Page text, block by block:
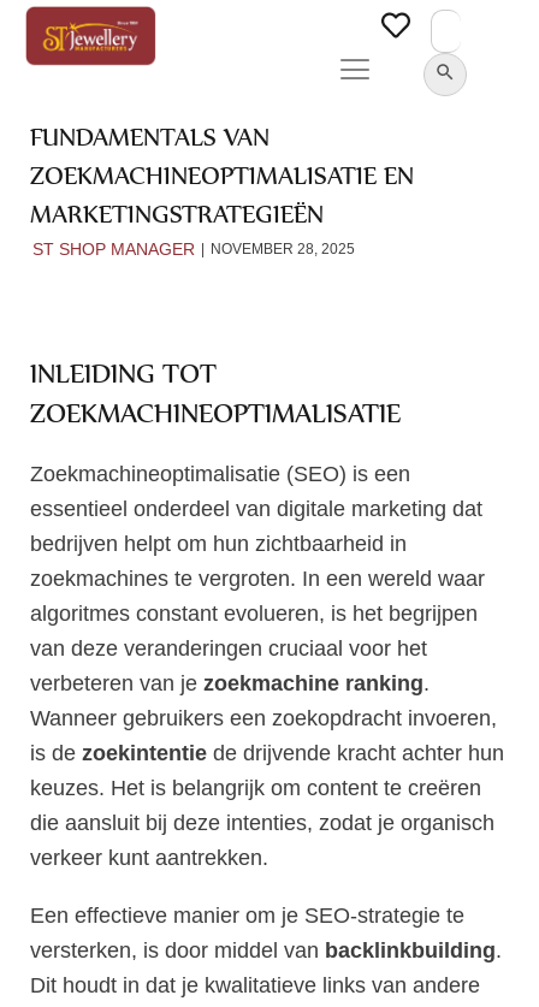
Search
SEARCH BUTTON
FUNDAMENTALS VAN
ZOEKMACHINEOPTIMALISATIE EN
MARKETINGSTRATEGIEËN
ST SHOP MANAGER NOVEMBER 28, 2025
INLEIDING TOT
ZOEKMACHINEOPTIMALISATIE
Zoekmachineoptimalisatie (SEO) is een
essentieel onderdeel van digitale marketing dat
bedrijven helpt om hun zichtbaarheid in
zoekmachines te vergroten. In een wereld waar
algoritmes constant evolueren, is het begrijpen
van deze veranderingen cruciaal voor het
verbeteren van je zoekmachine ranking.
Wanneer gebruikers een zoekopdracht invoeren,
is de zoekintentie de drijvende kracht achter hun
keuzes. Het is belangrijk om content te creëren
die aansluit bij deze intenties, zodat je organisch
verkeer kunt aantrekken.
Een effectieve manier om je SEO-strategie te
versterken, is door middel van backlinkbuilding.
Dit houdt in dat je kwalitatieve links van andere